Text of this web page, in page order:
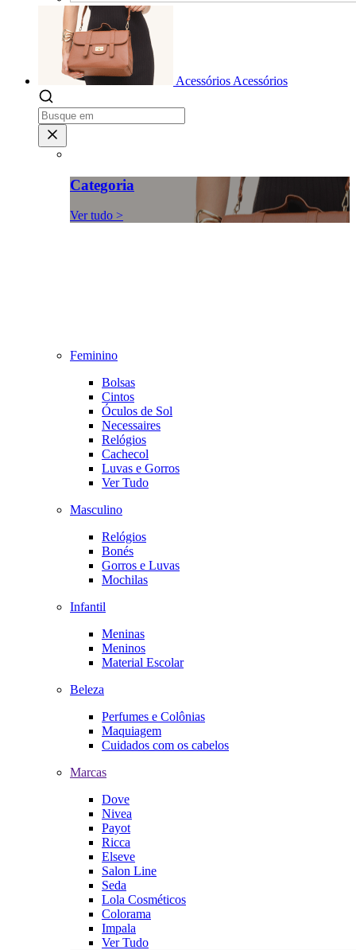
Acessórios Acessórios
Categoria
Ver tudo >
Feminino
Bolsas
Cintos
Óculos de Sol
Necessaires
Relógios
Cachecol
Luvas e Gorros
Ver Tudo
Masculino
Relógios
Bonés
Gorros e Luvas
Mochilas
Infantil
Meninas
Meninos
Material Escolar
Beleza
Perfumes e Colônias
Maquiagem
Cuidados com os cabelos
Marcas
Dove
Nivea
Payot
Ricca
Elseve
Salon Line
Seda
Lola Cosméticos
Colorama
Impala
Ver Tudo